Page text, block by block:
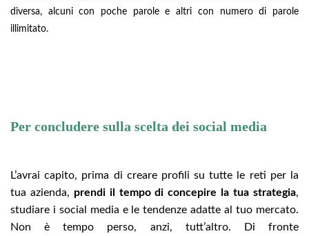
diversa, alcuni con poche parole e altri con numero di parole
illimitato.
Per concludere sulla scelta dei social media
L’avrai capito, prima di creare profili su tutte le reti per la
tua azienda, prendi il tempo di concepire la tua strategia,
studiare i social media e le tendenze adatte al tuo mercato.
Non è tempo perso, anzi, tutt’altro. Di fronte